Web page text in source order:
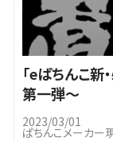
｢eぱちんこ新
第一弾～
2023/03/01
ぱちんこメーカー